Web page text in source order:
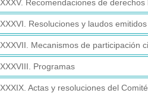
XXXV. Recomendaciones de derechos
XXXVI. Resoluciones y laudos emitidos
XXXVII. Mecanismos de participación
XXXVIII. Programas
XXXIX. Actas y resoluciones del